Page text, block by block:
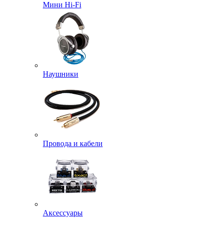
Мини Hi-Fi
Наушники
Провода и кабели
Аксессуары